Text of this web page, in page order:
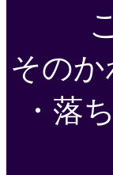
その
・落